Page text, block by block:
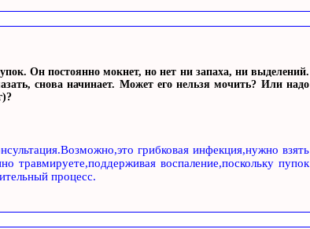
Он постоянно мокнет, но нет ни запаха, ни выделений.
снова начинает. Может его нельзя мочить? Или надо
грибковая инфекция,нужно взять
травмируете,поддерживая воспаление,поскольку пупок
процесс.